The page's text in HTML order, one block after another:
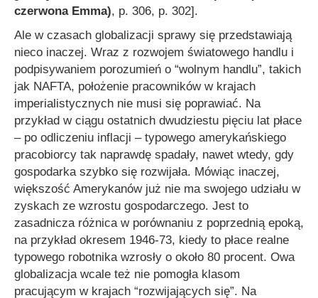
czerwona Emma), p. 306, p. 302].
Ale w czasach globalizacji sprawy się przedstawiają
nieco inaczej. Wraz z rozwojem światowego handlu i
podpisywaniem porozumień o “wolnym handlu”, takich
jak NAFTA, położenie pracowników w krajach
imperialistycznych nie musi się poprawiać. Na
przykład w ciągu ostatnich dwudziestu pięciu lat płace
– po odliczeniu inflacji – typowego amerykańskiego
pracobiorcy tak naprawdę spadały, nawet wtedy, gdy
gospodarka szybko się rozwijała. Mówiąc inaczej,
większość Amerykanów już nie ma swojego udziału w
zyskach ze wzrostu gospodarczego. Jest to
zasadnicza różnica w porównaniu z poprzednią epoką,
na przykład okresem 1946-73, kiedy to płace realne
typowego robotnika wzrosły o około 80 procent. Owa
globalizacja wcale też nie pomogła klasom
pracującym w krajach “rozwijających się”. Na